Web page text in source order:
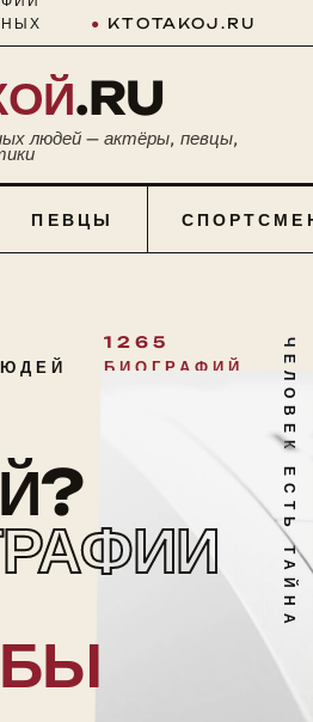
● KTOTAKOJ.RU
.RU
людей — актёры, певцы,
ПЕВЦЫ
1265
БИОГРАФИЙ
ЧЕЛОВЕК ЕСТЬ ТАЙНА